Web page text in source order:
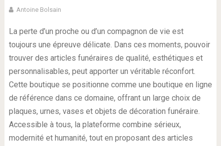
Antoine Bolsain
La perte d’un proche ou d’un compagnon de vie est
toujours une épreuve délicate. Dans ces moments, pouvoir
trouver des articles funéraires de qualité, esthétiques et
personnalisables, peut apporter un véritable réconfort.
Cette boutique se positionne comme une boutique en ligne
de référence dans ce domaine, offrant un large choix de
plaques, urnes, vases et objets de décoration funéraire.
Accessible à tous, la plateforme combine sérieux,
modernité et humanité, tout en proposant des articles